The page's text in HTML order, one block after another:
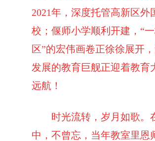
2021年，深度托管高新区外
校；偃师小学顺利开建，“
区”的宏伟画卷正徐徐展开
发展的教育巨舰正迎着教育
远航！
时光流转，岁月如歌。
中，不曾忘，当年教室里恩